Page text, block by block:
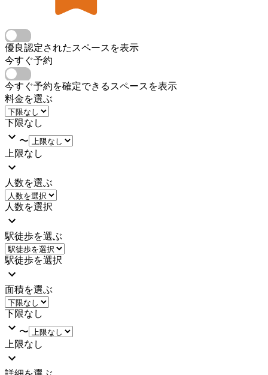
優良認定されたスペースを表示
今すぐ予約
今すぐ予約を確定できるスペースを表示
料金を選ぶ
下限なし
〜
上限なし
人数を選ぶ
人数を選択
駅徒歩を選ぶ
駅徒歩を選択
面積を選ぶ
下限なし
〜
上限なし